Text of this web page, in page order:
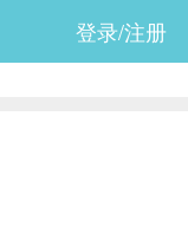
登录/注册